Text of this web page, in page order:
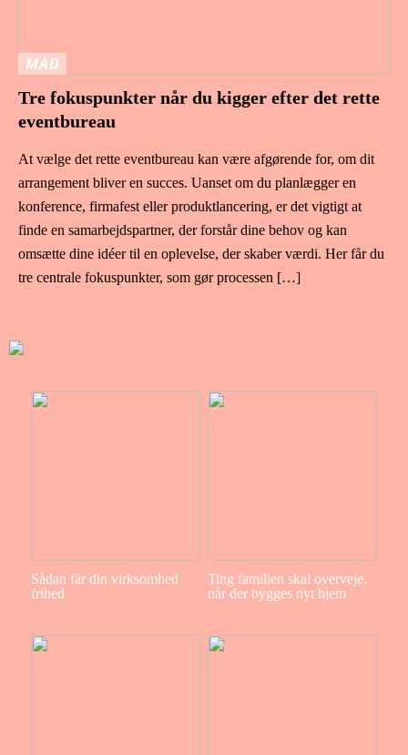
MAD
Tre fokuspunkter når du kigger efter det rette
eventbureau
At vælge det rette eventbureau kan være afgørende for, om dit
arrangement bliver en succes. Uanset om du planlægger en
konference, firmafest eller produktlancering, er det vigtigt at
finde en samarbejdspartner, der forstår dine behov og kan
omsætte dine idéer til en oplevelse, der skaber værdi. Her får du
tre centrale fokuspunkter, som gør processen […]
Sådan får din virksomhed
frihed
Ting familien skal overveje,
når der bygges nyt hjem